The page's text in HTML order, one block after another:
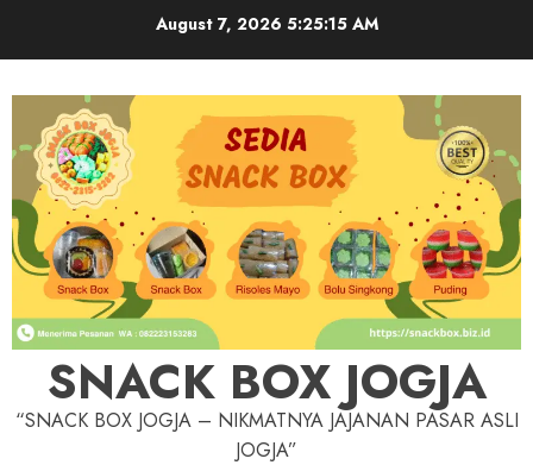
August 7, 2026 5:25:15 AM
SNACK BOX JOGJA
“SNACK BOX JOGJA – NIKMATNYA JAJANAN PASAR ASLI
JOGJA”